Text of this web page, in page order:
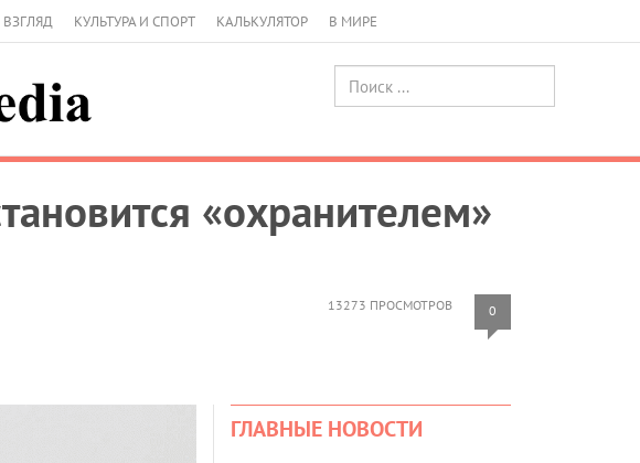
ВЗГЛЯД КУЛЬТУРА И СПОРТ КАЛЬКУЛЯТОР В МИРЕ
«охранителем»
13273 ПРОСМОТРОВ 0
ГЛАВНЫЕ НОВОСТИ